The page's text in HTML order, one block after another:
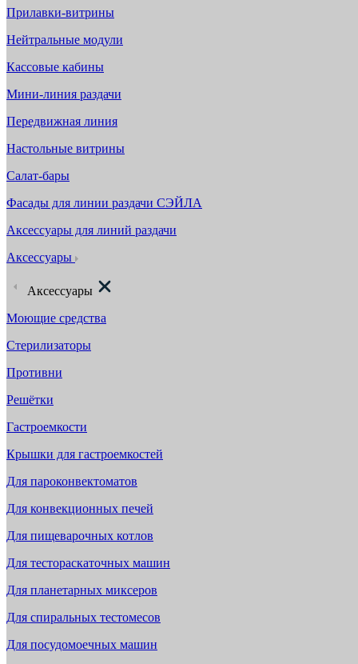
Прилавки-витрины
Нейтральные модули
Кассовые кабины
Мини-линия раздачи
Передвижная линия
Настольные витрины
Салат-бары
Фасады для линии раздачи СЭЙЛА
Аксессуары для линий раздачи
Аксессуары
Аксессуары
Моющие средства
Стерилизаторы
Противни
Решётки
Гастроемкости
Крышки для гастроемкостей
Для пароконвектоматов
Для конвекционных печей
Для пищеварочных котлов
Для тестораскаточных машин
Для планетарных миксеров
Для спиральных тестомесов
Для посудомоечных машин